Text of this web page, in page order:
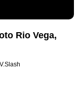
Rio Vega,